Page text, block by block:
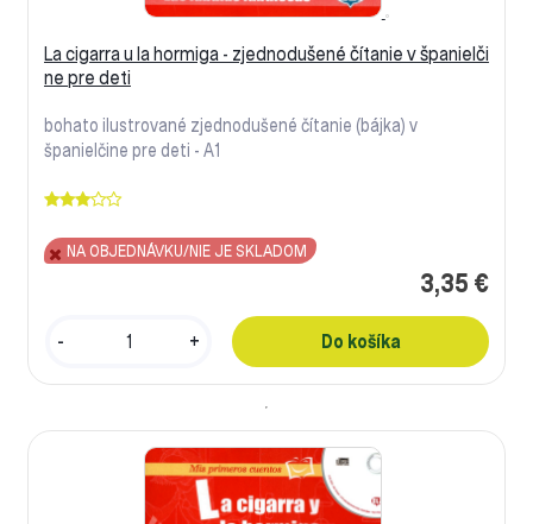
La cigarra u la hormiga - zjednodušené čítanie v španielči
ne pre deti
bohato ilustrované zjednodušené čítanie (bájka) v
španielčine pre deti - A1
3,35 €
NA OBJEDNÁVKU/NIE JE SKLADOM
- +